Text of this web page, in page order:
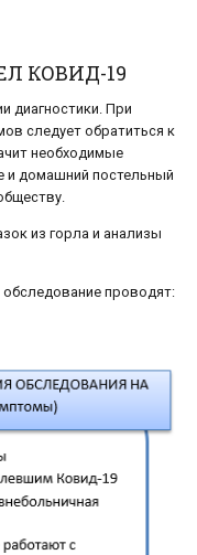
КОВИД-19
диагностики. При
следует обратиться к
необходимые
и домашний постельный
из горла и анализы
проводят: